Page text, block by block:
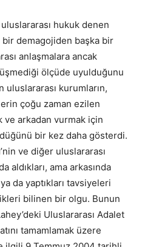
hukuk denen
demagojiden başka bir
anlaşmalara ancak
ölçüde uyulduğunu
uluslararası kurumların,
çoğu zaman ezilen
ve arkadan vurmak için
bir kez daha gösterdi.
ve diğer uluslararası
aldıkları, ama arkasında
da yaptıkları tavsiyeleri
bilinen bir olgu. Bunun
Uluslararası Adalet
tamamlamak üzere